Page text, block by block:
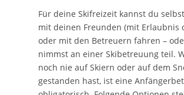
Für deine Skifreizeit kannst du
mit deinen Freunden (mit Erlaubnis
oder mit den Betreuern fahren –
nimmst an einer Skibetreuung teil.
noch nie auf Skiern oder auf dem
gestanden hast, ist eine